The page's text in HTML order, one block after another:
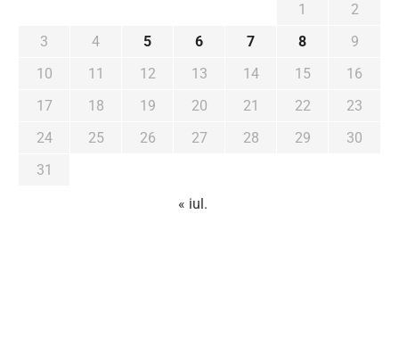
1
2
3
4 5 6 7 8
9
10
11 12 13 14 15
16
17
18 19 20 21 22
23
24
25 26 27 28 29
30
31
« iul.